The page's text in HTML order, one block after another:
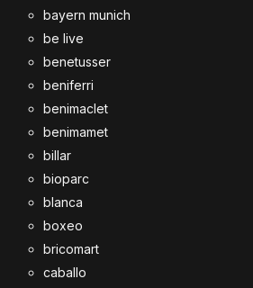
bayern munich
be live
benetusser
beniferri
benimaclet
benimamet
billar
bioparc
blanca
boxeo
bricomart
caballo